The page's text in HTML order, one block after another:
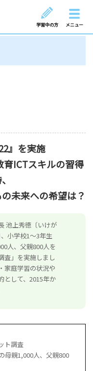
学習中の方 メニュー
』を実施
ICTスキルの習得
未来への希望は？
池上秀徳〔いけが
小学校1～3年生
人、父親800人を
査」を実施しまし
家庭学習の状況や
として、2015年か
ト調査
母親1,000人、父親800